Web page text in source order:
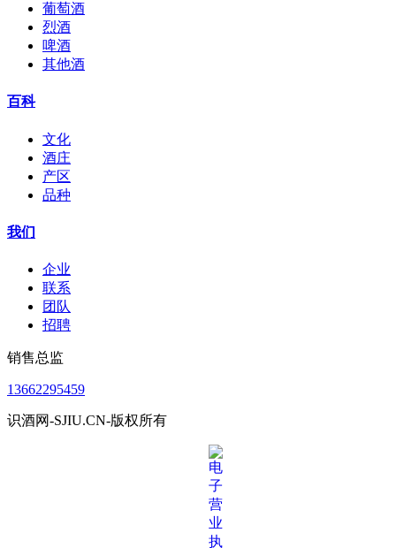
葡萄酒
烈酒
啤酒
其他酒
百科
文化
酒庄
产区
品种
我们
企业
联系
团队
招聘
销售总监
13662295459
识酒网-SJIU.CN-版权所有